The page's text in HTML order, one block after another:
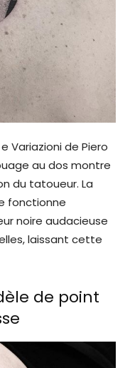
Variazioni de Piero
au dos montre
du tatoueur. La
fonctionne
noire audacieuse
laissant cette
de point